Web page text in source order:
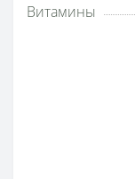
Витамины